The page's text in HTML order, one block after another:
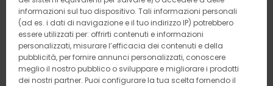
informazioni sul tuo dispositivo. Tali informazioni personali
(ad es. i dati di navigazione e il tuo indirizzo IP) potrebbero
essere utilizzati per: offrirti contenuti e informazioni
personalizzati, misurare l’efficacia dei contenuti e della
pubblicità, per fornire annunci personalizzati, conoscere
meglio il nostro pubblico o sviluppare e migliorare i prodotti
dei nostri partner. Puoi configurare la tua scelta fornendo il